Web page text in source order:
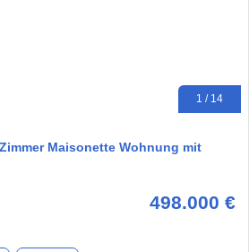
1 / 14
Maisonette Wohnung mit
498.000 €